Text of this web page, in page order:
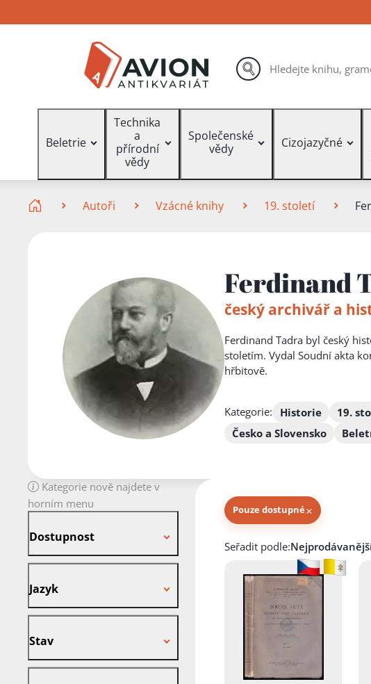
na
na
na
Vyhledávání hledat
Beletrie
Technika
a
přírodní
vědy
Společenské
vědy
Cizojazyčné
Autoři Vzácné knihy 19. století
Ferdinand
český archivář a
Ferdinand Tadra byl český
stoletím. Vydal Soudní akta
hřbitově.
Kategorie: Historie 19.
Česko a Slovensko
Kategorie nově najdete v
horním menu
Dostupnost
Jazyk
Stav
Pouze dostupné×
Knihy autora
Seřadit podle: